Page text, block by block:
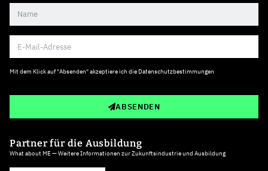
Mit dem Klick auf "Absenden" akzeptiere ich die Datenschutzbestimmungen
ABSENDEN
Partner für die Ausbildung
What about ME — Weitere Informationen zur Zukunftsindustrie und Ausbildung